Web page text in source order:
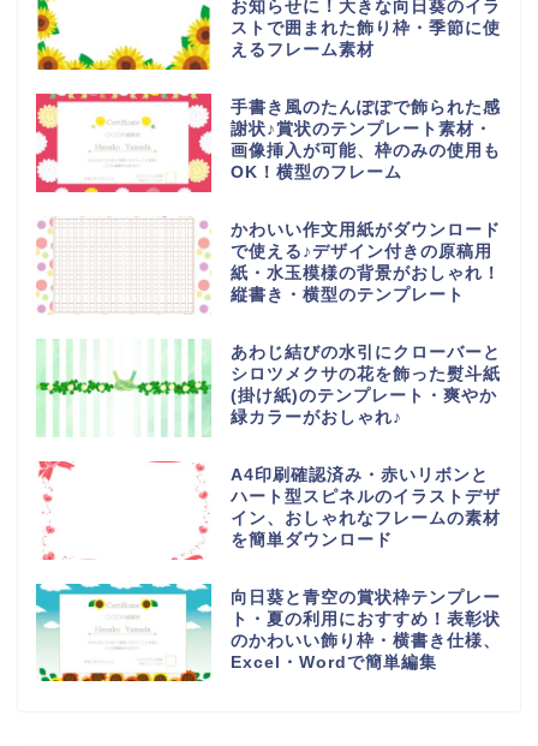
お知らせに！大きな向日葵のイラ
ストで囲まれた飾り枠・季節に使
えるフレーム素材
手書き風のたんぽぽで飾られた感
謝状♪賞状のテンプレート素材・
画像挿入が可能、枠のみの使用も
OK！横型のフレーム
かわいい作文用紙がダウンロード
で使える♪デザイン付きの原稿用
紙・水玉模様の背景がおしゃれ！
縦書き・横型のテンプレート
あわじ結びの水引にクローバーと
シロツメクサの花を飾った熨斗紙
(掛け紙)のテンプレート・爽やか
緑カラーがおしゃれ♪
A4印刷確認済み・赤いリボンと
ハート型スピネルのイラストデザ
イン、おしゃれなフレームの素材
を簡単ダウンロード
向日葵と青空の賞状枠テンプレー
ト・夏の利用におすすめ！表彰状
のかわいい飾り枠・横書き仕様、
Excel・Wordで簡単編集